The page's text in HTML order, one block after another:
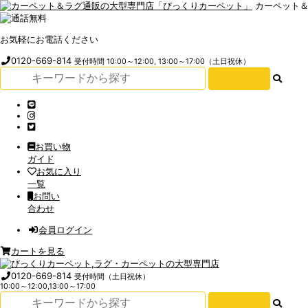
カーペット
お気軽にお電話ください
0120-669-814受付時間 10:00～12:00, 13:00～17:00（土日祝休）
お買い物
ガイド
お気に入り
一覧
お問い
合わせ
会員ログイン
カートを見る
0120-669-814受付時間（土日祝休）
10:00～12:00,13:00～17:00